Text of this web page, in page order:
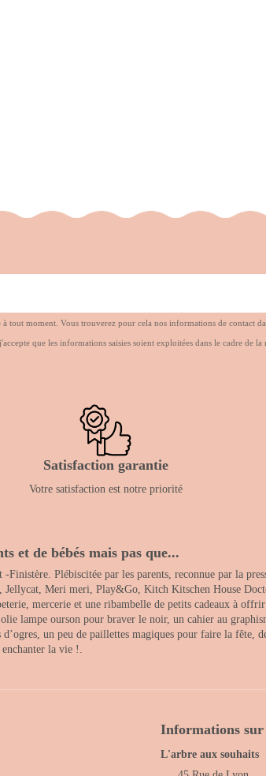
tout moment. Vous trouverez pour cela nos informations de contact
que les informations saisies soient exploitées dans le cadre de
Satisfaction garantie
Votre satisfaction est notre priorité
et de bébés mais pas que...
Plébiscitée par les parents, reconnue par la
Meri meri, Play&Go, Kitch Kitschen House
mercerie et une ribambelle de petits cadeaux à
lampe ourson pour braver le noir, un cahier au
un peu de paillettes magiques pour faire la fête,
la vie !.
Informations
L'arbre aux souhaits